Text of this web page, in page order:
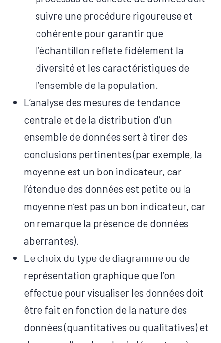
suivre une procédure rigoureuse et
cohérente pour garantir que
l’échantillon reflète fidèlement la
diversité et les caractéristiques de
l’ensemble de la population.
L’analyse des mesures de tendance
centrale et de la distribution d’un
ensemble de données sert à tirer des
conclusions pertinentes (par exemple, la
moyenne est un bon indicateur, car
l’étendue des données est petite ou la
moyenne n’est pas un bon indicateur, car
on remarque la présence de données
aberrantes).
Le choix du type de diagramme ou de
représentation graphique que l’on
effectue pour visualiser les données doit
être fait en fonction de la nature des
données (quantitatives ou qualitatives) et